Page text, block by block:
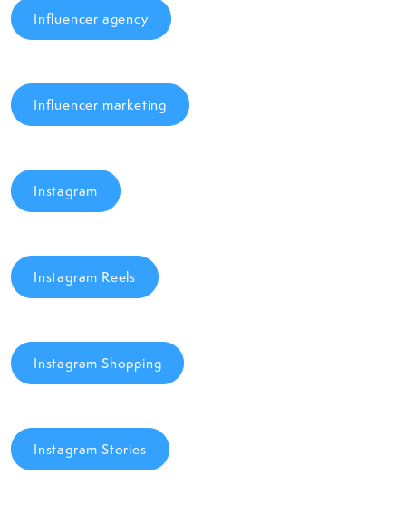
Influencer agency
Influencer marketing
Instagram
Instagram Reels
Instagram Shopping
Instagram Stories